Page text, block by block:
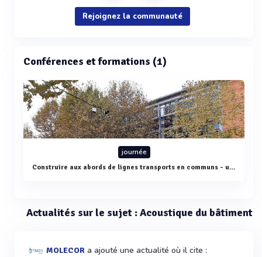
Rejoignez la communauté
Conférences et formations (1)
journée
Construire aux abords de lignes transports en communs - une problématique acoustique et vibratoire : accueil, Actualités, adhérents -
Actualités sur le sujet : Acoustique du bâtiment
MOLECOR a ajouté une actualité où il cite :